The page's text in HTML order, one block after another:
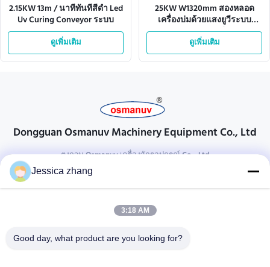
2.15KW 13m / นาทีทันทีสีดำ Led
Uv Curing Conveyor ระบบ
ดูเพิ่มเติม
25KW W1320mm สองหลอด
เครื่องบ่มด้วยแสงยูวีระบบ
สายพานลำเลียง
ดูเพิ่มเติม
Dongguan Osmanuv Machinery Equipment Co., Ltd
ตงกวน Osmanuv เครื่องจักรอุปกรณ์ Co. , Ltd
ติดต่อ
28 อุตสาหกรรมที่สอง Liu chong wei, Wanjiang, DongGuan,
86-769 -88125248
Jessica zhang
3:18 AM
Good day, what product are you looking for?